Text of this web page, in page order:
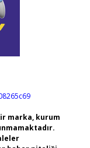
marka, kurum